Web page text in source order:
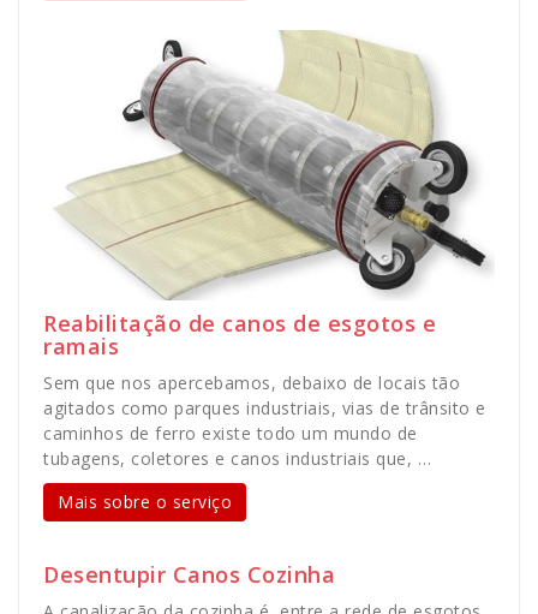
Reabilitação de canos de esgotos e
ramais
Sem que nos apercebamos, debaixo de locais tão
agitados como parques industriais, vias de trânsito e
caminhos de ferro existe todo um mundo de
tubagens, coletores e canos industriais que, …
Mais sobre o serviço
Desentupir Canos Cozinha